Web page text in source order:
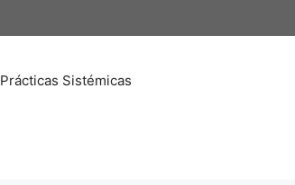
Prácticas Sistémicas